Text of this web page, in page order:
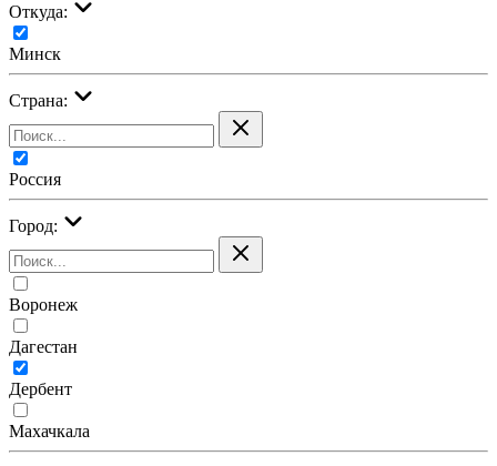
Откуда:
Минск
Страна:
Россия
Город:
Воронеж
Дагестан
Дербент
Махачкала